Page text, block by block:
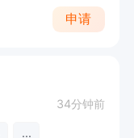
申请
34分钟前
...